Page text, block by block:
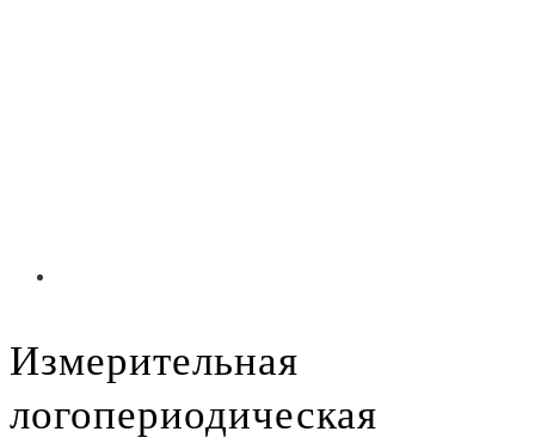
Измерительная
логопериодическая